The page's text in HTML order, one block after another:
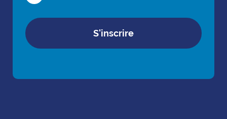
S'inscrire